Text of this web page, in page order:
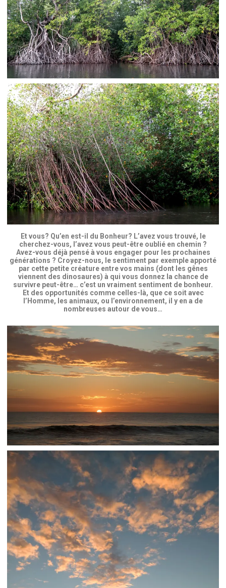
Et vous? Qu’en est-il du Bonheur? L’avez vous trouvé, le
cherchez-vous, l’avez vous peut-être oublié en chemin ?
Avez-vous déjà pensé à vous engager pour les prochaines
générations ? Croyez-nous, le sentiment par exemple apporté
par cette petite créature entre vos mains (dont les gênes
viennent des dinosaures) à qui vous donnez la chance de
survivre peut-être… c’est un vraiment sentiment de bonheur.
Et des opportunités comme celles-là, que ce soit avec
l’Homme, les animaux, ou l’environnement, il y en a de
nombreuses autour de vous…